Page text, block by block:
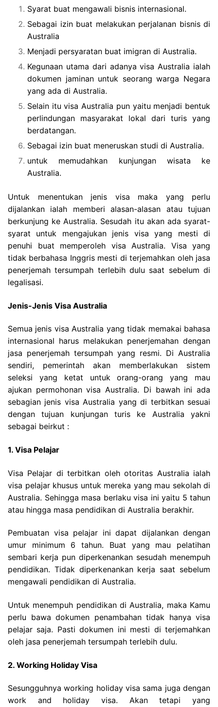
Syarat buat mengawali bisnis internasional.
Sebagai izin buat melakukan perjalanan bisnis di
Australia
Menjadi persyaratan buat imigran di Australia.
Kegunaan utama dari adanya visa Australia ialah
dokumen jaminan untuk seorang warga Negara
yang ada di Australia.
Selain itu visa Australia pun yaitu menjadi bentuk
perlindungan masyarakat lokal dari turis yang
berdatangan.
Sebagai izin buat meneruskan studi di Australia.
untuk memudahkan kunjungan wisata ke
Australia.
Untuk menentukan jenis visa maka yang perlu
dijalankan ialah memberi alasan-alasan atau tujuan
berkunjung ke Australia. Sesudah itu akan ada syarat-
syarat untuk mengajukan jenis visa yang mesti di
penuhi buat memperoleh visa Australia. Visa yang
tidak berbahasa Inggris mesti di terjemahkan oleh jasa
penerjemah tersumpah terlebih dulu saat sebelum di
legalisasi.
Jenis-Jenis Visa Australia
Semua jenis visa Australia yang tidak memakai bahasa
internasional harus melakukan penerjemahan dengan
jasa penerjemah tersumpah yang resmi. Di Australia
sendiri, pemerintah akan memberlakukan sistem
seleksi yang ketat untuk orang-orang yang mau
ajukan permohonan visa Australia. Di bawah ini ada
sebagian jenis visa Australia yang di terbitkan sesuai
dengan tujuan kunjungan turis ke Australia yakni
sebagai beirkut :
1. Visa Pelajar
Visa Pelajar di terbitkan oleh otoritas Australia ialah
visa pelajar khusus untuk mereka yang mau sekolah di
Australia. Sehingga masa berlaku visa ini yaitu 5 tahun
atau hingga masa pendidikan di Australia berakhir.
Pembuatan visa pelajar ini dapat dijalankan dengan
umur minimum 6 tahun. Buat yang mau pelatihan
sembari kerja pun diperkenankan sesudah menempuh
pendidikan. Tidak diperkenankan kerja saat sebelum
mengawali pendidikan di Australia.
Untuk menempuh pendidikan di Australia, maka Kamu
perlu bawa dokumen penambahan tidak hanya visa
pelajar saja. Pasti dokumen ini mesti di terjemahkan
oleh jasa penerjemah tersumpah terlebih dulu.
2. Working Holiday Visa
Sesungguhnya working holiday visa sama juga dengan
work and holiday visa. Akan tetapi yang